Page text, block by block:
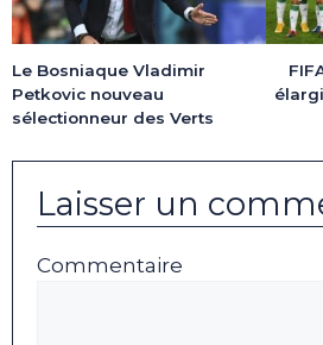
Le Bosniaque Vladimir
Petkovic nouveau
sélectionneur des Verts
Laisser un
Commentaire